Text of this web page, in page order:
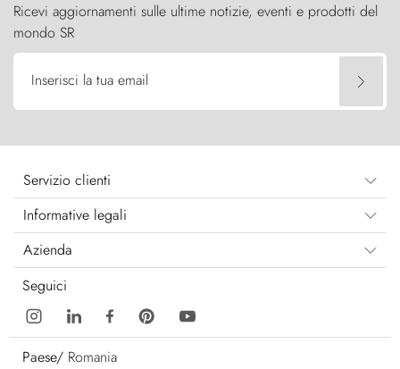
Ricevi aggiornamenti sulle ultime notizie, eventi e prodotti del
mondo SR
Inserisci la tua email
Servizio clienti
Informative legali
Azienda
Seguici
Paese/ Romania